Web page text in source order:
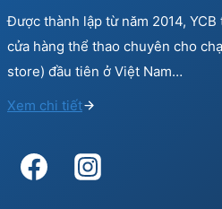
Được thành lập từ năm 2014,
cửa hàng thể thao chuyên cho
store) đầu tiên ở Việt Nam…
Xem chi tiết